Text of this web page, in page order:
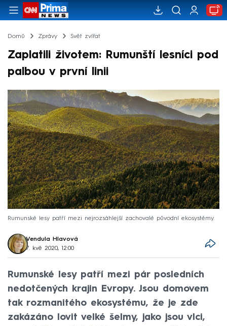
Domů Zprávy Svět zvířat
Zaplatili životem: Rumunští lesníci pod
palbou v první linii
Rumunské lesy patří mezi nejrozsáhlejší zachovalé původní ekosystémy.
Vendula Hlavová
7. kvě 2020, 12:00
Rumunské lesy patří mezi pár posledních
nedotčených krajin Evropy. Jsou domovem
tak rozmanitého ekosystému, že je zde
zakázáno lovit velké šelmy, jako jsou vlci,